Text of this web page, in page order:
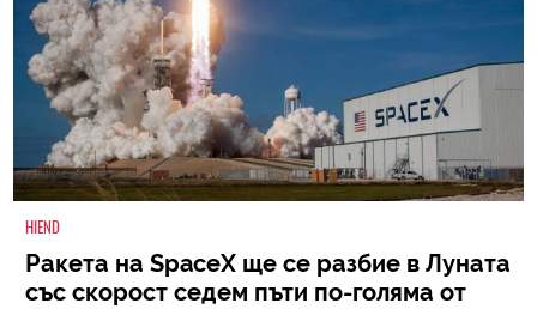
HIEND
Ракета на SpaceX ще се разбие в Луната
със скорост седем пъти по-голяма от